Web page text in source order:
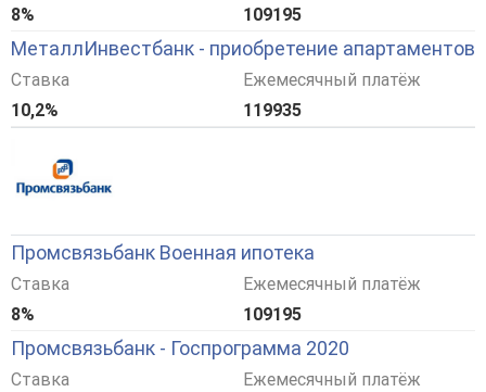
8% 109195
МеталлИнвестбанк - приобретение апартаментов
Ставка
10,2%
Ежемесячный платёж
119935
Промсвязьбанк Военная ипотека
Ставка
8%
Ежемесячный платёж
109195
Промсвязьбанк - Госпрограмма 2020
Ставка
Ежемесячный платёж